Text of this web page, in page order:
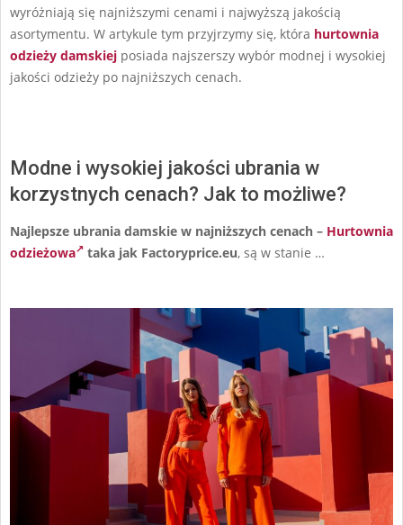
wyróżniają się najniższymi cenami i najwyższą jakością
asortymentu. W artykule tym przyjrzymy się, która hurtownia
odzieży damskiej posiada najszerszy wybór modnej i wysokiej
jakości odzieży po najniższych cenach.
Modne i wysokiej jakości ubrania w
korzystnych cenach? Jak to możliwe?
Najlepsze ubrania damskie w najniższych cenach – Hurtownia
odzieżowa
taka jak Factoryprice.eu, są w stanie …